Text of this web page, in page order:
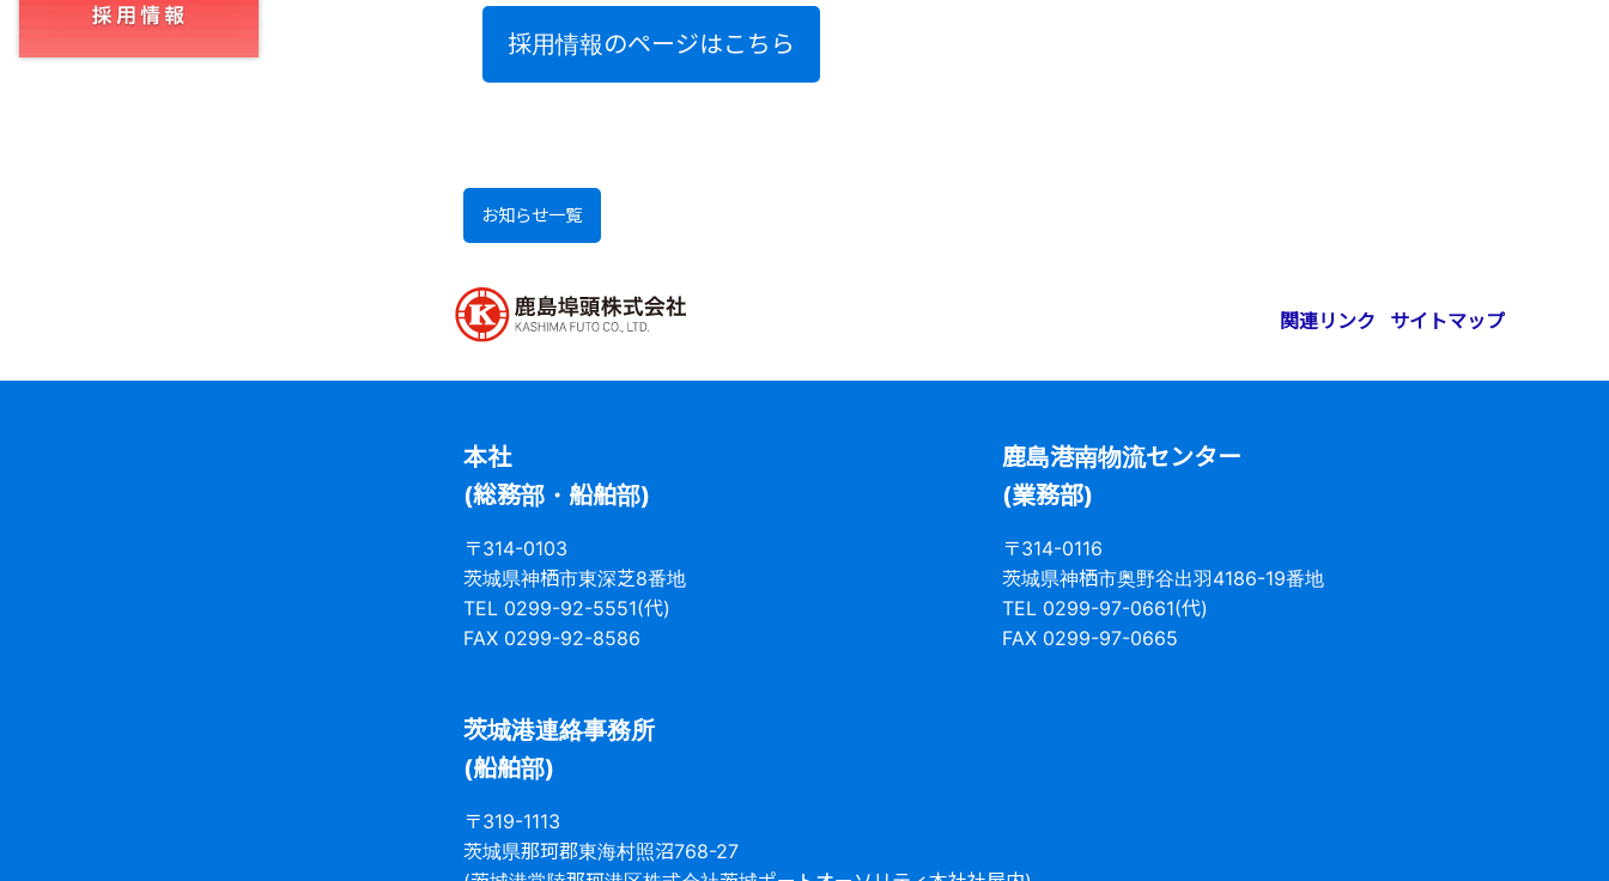
採用情報のページはこちら
お知らせ一覧
関連リンク サイトマップ
本社
(総務部・船舶部)
〒314-0103
茨城県神栖市東深芝8番地
TEL 0299-92-5551(代)
FAX 0299-92-8586
鹿島港南物流センター
(業務部)
〒314-0116
茨城県神栖市奥野谷出羽4186-19番地
TEL 0299-97-0661(代)
FAX 0299-97-0665
茨城港連絡事務所
(船舶部)
〒319-1113
茨城県那珂郡東海村照沼768-27